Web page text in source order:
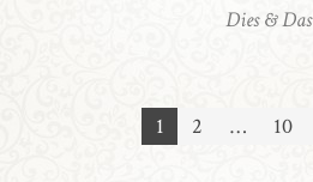
Dies & Das
Seitennummerierung
1 2 … 10